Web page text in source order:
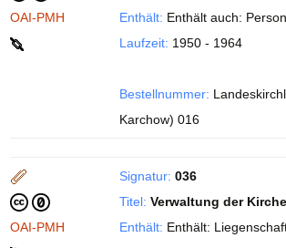
OAI-PMH
Enthält: Enthält auch:
Laufzeit: 1950 - 1964
Bestellnummer:
Karchow) 016
OAI-PMH
Signatur: 036
Titel: Verwaltung der
Enthält: Enthält: